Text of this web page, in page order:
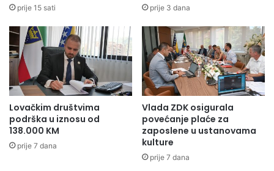
dobijemo analize poslatih uzoraka. Na pitanje šta
preporucuje građanima u smislu korištenja vode, do
dobijanja ovih rezultata, direktor Kljajić kazao je da on i
njegova porodica vodu gradskog vodovoda i dalje koriste
za piće, a da svako može i ima pravo postupati po vlastitom
nahođenju.
prije 15 sati prije 3 dana
Lovačkim društvima
podrška u iznosu od
138.000 KM
prije 7 dana
Vlada ZDK osigurala
povećanje plaće za
zaposlene u ustanovama
kulture
prije 7 dana